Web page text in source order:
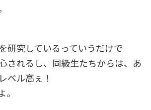
研究しているっていうだけで
されるし、同級生たちからは、あ
ベル高ぇ！